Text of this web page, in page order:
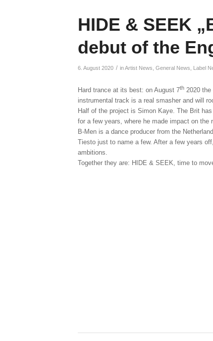
HIDE & SEEK
debut of the
6. August 2020 / inArtist News General News Label
Hard trance at its best: on August 7th 2020
instrumental track is a real smasher and will
Half of the project is Simon Kaye. The Brit
for a few years, where he made impact on
B-Men is a dance producer from the
Tiesto just to name a few. After a few years
ambitions.
Together they are: HIDE & SEEK, time to